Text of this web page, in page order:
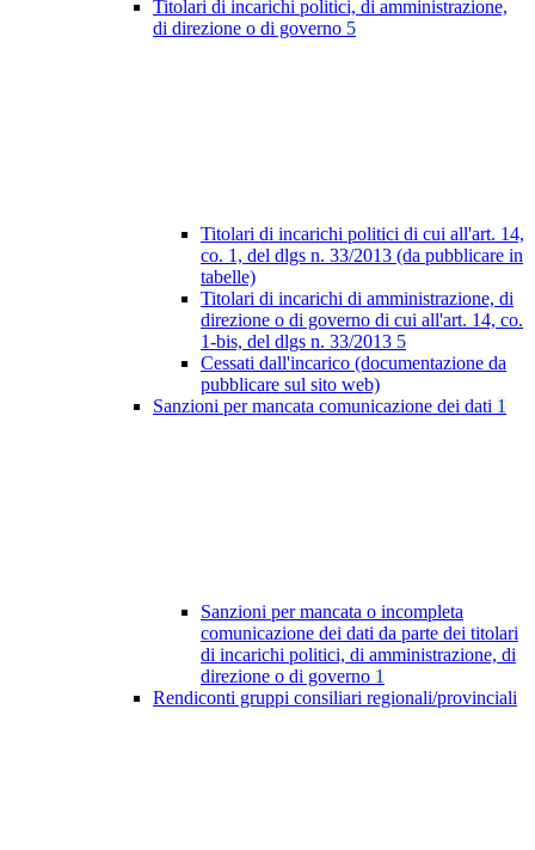
Titolari di incarichi politici, di amministrazione,
di direzione o di governo 5
Titolari di incarichi politici di cui all'art. 14,
co. 1, del dlgs n. 33/2013 (da pubblicare in
tabelle)
Titolari di incarichi di amministrazione, di
direzione o di governo di cui all'art. 14, co.
1-bis, del dlgs n. 33/2013 5
Cessati dall'incarico (documentazione da
pubblicare sul sito web)
Sanzioni per mancata comunicazione dei dati 1
Sanzioni per mancata o incompleta
comunicazione dei dati da parte dei titolari
di incarichi politici, di amministrazione, di
direzione o di governo 1
Rendiconti gruppi consiliari regionali/provinciali